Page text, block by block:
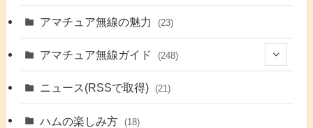
(48)
(9)
アマチュア無線の魅力 (23)
アマチュア無線ガイド (248)
(42)
(5) (41)
ニュース(RSSで取得) (21)
ハムの楽しみ方 (18)